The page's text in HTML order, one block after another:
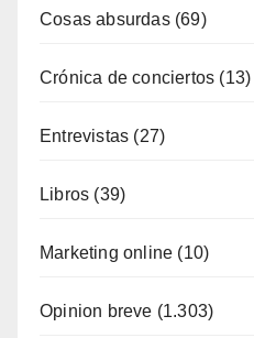
Cosas absurdas(69)
Crónica de conciertos (13)
Entrevistas (27)
Libros (39)
Marketing online (10)
Opinion breve (1.303)